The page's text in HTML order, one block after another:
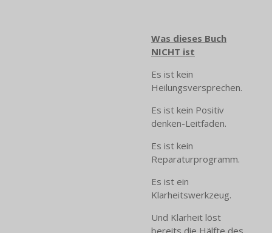
Was dieses Buch
NICHT ist
Es ist kein
Heilungsversprechen.
Es ist kein Positiv
denken-Leitfaden.
Es ist kein
Reparaturprogramm.
Es ist ein
Klarheitswerkzeug.
Und Klarheit löst
bereits die Hälfte des